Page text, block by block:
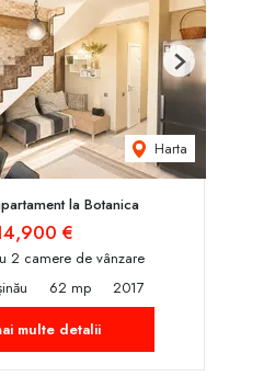
Harta
Next
la Botanica
€
2 camere de vânzare
62 mp
2017
multe detalii